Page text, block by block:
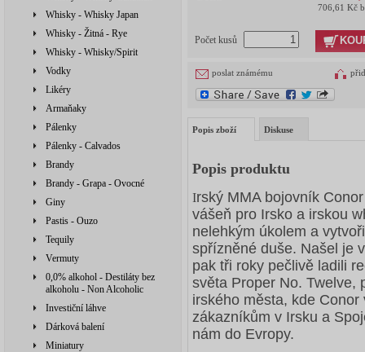
Whisky - Whisky Japan
Whisky - Žitná - Rye
Whisky - Whisky/Spirit
Vodky
Likéry
Armaňaky
Pálenky
Pálenky - Calvados
Brandy
Brandy - Grapa - Ovocné
Giny
Pastis - Ouzo
Tequily
Vermuty
0,0% alkohol - Destiláty bez
alkoholu - Non Alcoholic
Investiční láhve
Dárková balení
Miniatury
706,61 Kč
Počet kusů
poslat známému
Popis zboží Diskuse
Popis produktu
Irský MMA bojovník
vášeň pro Irsko a irskou
nelehkým úkolem a
spřízněné duše. Našel je
pak tři roky pečlivě ladili
světa Proper No. Twelve,
irského města, kde
zákazníkům v Irsku a
nám do Evropy.